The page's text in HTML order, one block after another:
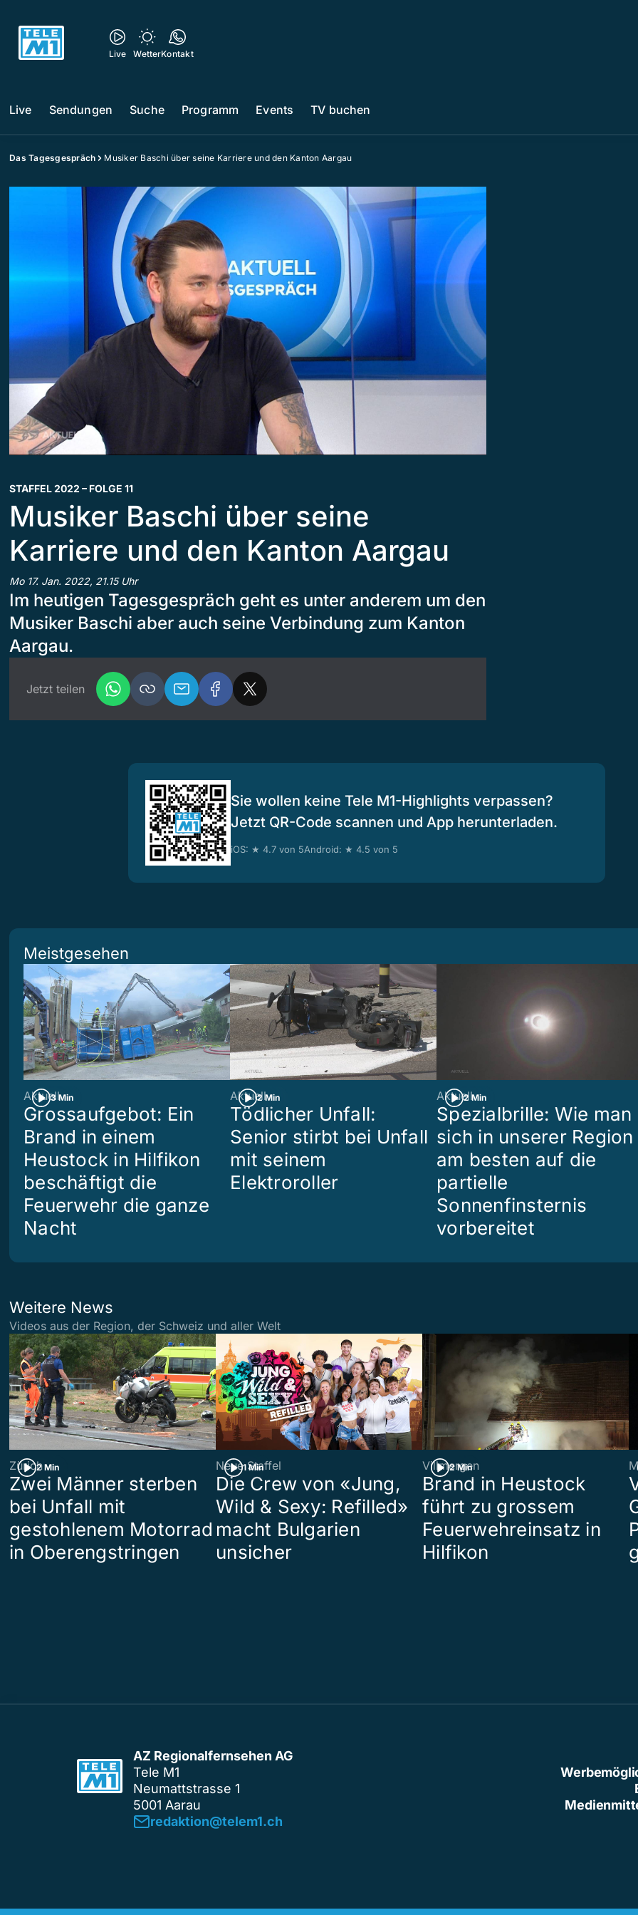
Live WetterKontakt
Live Sendungen Suche Programm Events TV buchen
Das Tagesgespräch Musiker Baschi über seine Karriere und den Kanton Aargau
STAFFEL 2022 – FOLGE 11
Musiker Baschi über seine
Karriere und den Kanton Aargau
Mo 17. Jan. 2022, 21.15 Uhr
Im heutigen Tagesgespräch geht es unter anderem um den
Musiker Baschi aber auch seine Verbindung zum Kanton
Aargau.
Jetzt teilen
Sie wollen keine Tele M1-Highlights verpassen?
Jetzt QR-Code scannen und App herunterladen.
iOS: ★ 4.7 von 5Android: ★ 4.5 von 5
Meistgesehen
3 Min
Aktuell
Grossaufgebot: Ein
Brand in einem
Heustock in Hilfikon
beschäftigt die
Feuerwehr die ganze
Nacht
2 Min
Aktuell
Tödlicher Unfall:
Senior stirbt bei Unfall
mit seinem
Elektroroller
2 Min
Aktuell
Spezialbrille: Wie man
sich in unserer Region
am besten auf die
partielle
Sonnenfinsternis
vorbereitet
Weitere News
Videos aus der Region, der Schweiz und aller Welt
2 Min
Zürich
Zwei Männer sterben
bei Unfall mit
gestohlenem Motorrad
in Oberengstringen
1 Min
Neue Staffel
Die Crew von «Jung,
Wild & Sexy: Refilled»
macht Bulgarien
unsicher
2 Min
Villmergen
Brand in Heustock
führt zu grossem
Feuerwehreinsatz in
Hilfikon
AZ Regionalfernsehen AG
Tele M1
Neumattstrasse 1
5001 Aarau
redaktion@telem1.ch